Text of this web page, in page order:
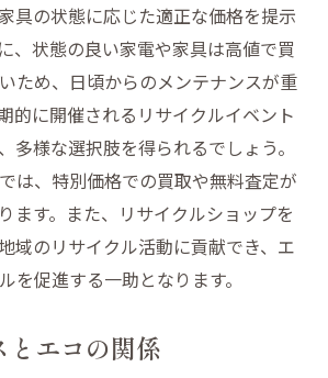
具の状態に応じた適正な価格を提示
、状態の良い家電や家具は高値で買
ため、日頃からのメンテナンスが重
的に開催されるリサイクルイベント
多様な選択肢を得られるでしょう。
は、特別価格での買取や無料査定が
ます。また、リサイクルショップを
域のリサイクル活動に貢献でき、エ
を促進する一助となります。
とエコの関係